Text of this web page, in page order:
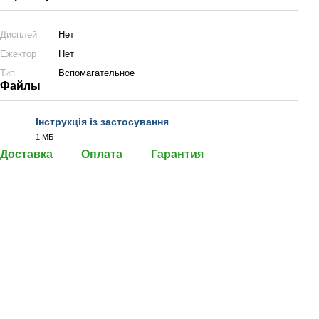
Дисплей
Нет
Ежектор
Нет
Тип
Вспомагательное
Файлы
Інструкція із застосування
1 МБ
Доставка Оплата Гарантия